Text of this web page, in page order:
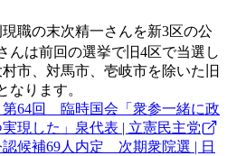
現職の末次精一さんを新3区の公
んは前回の選挙で旧4区で当選し
市、対馬市、壱岐市を除いた旧
なります。
第64回 臨時国会「衆参一緒に政
現した」泉代表 | 立憲民主党
候補69人内定 次期衆院選 | 日